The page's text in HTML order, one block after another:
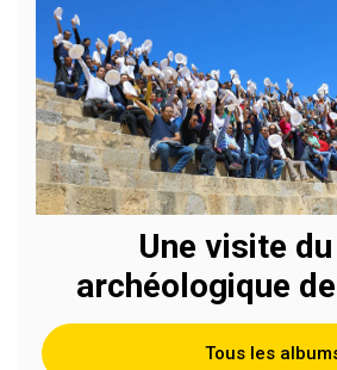
Une visite
archéologique
Tous les